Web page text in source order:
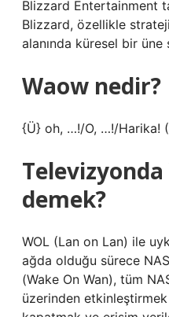
Blizzard Entertainment
Blizzard, özellikle
alanında küresel bir üne
Waow nedir?
{Ü} oh, …!/O, …!/Harika!
Televizyonda
demek?
WOL (Lan on Lan) ile
ağda olduğu sürece
(Wake On Wan), tüm
üzerinden etkinleştirmek